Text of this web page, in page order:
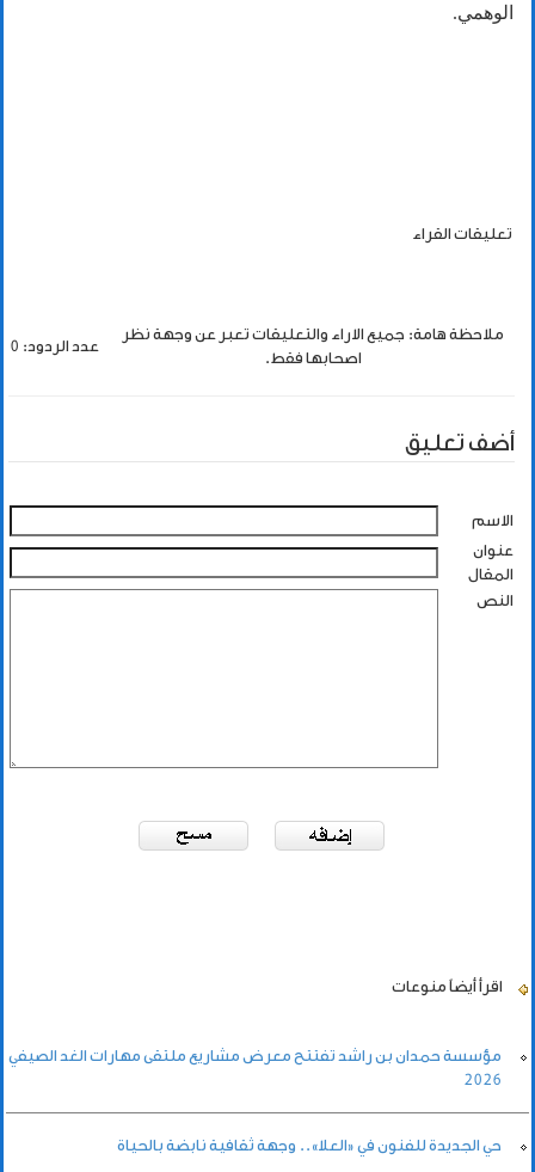
الوهمي.
تعليقات القراء
ملاحظة هامة: جميع الاراء والتعليقات تعبر عن وجهة نظر
اصحابها فقط.
عدد الردود: 0
أضف تعليق
الاسم
عنوان
المقال
النص
اقرأ أيضاً منوعات
مؤسسة حمدان بن راشد تفتتح معرض مشاريع ملتقى مهارات الغد الصيفي
2026
حي الجديدة للفنون في «العلا».. وجهة ثقافية نابضة بالحياة